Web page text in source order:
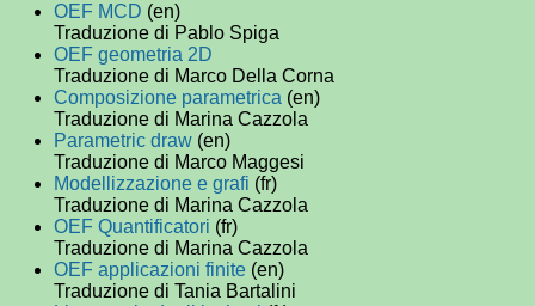
OEF MCD (en)
Traduzione di Pablo Spiga
OEF geometria 2D
Traduzione di Marco Della Corna
Composizione parametrica (en)
Traduzione di Marina Cazzola
Parametric draw (en)
Traduzione di Marco Maggesi
Modellizzazione e grafi (fr)
Traduzione di Marina Cazzola
OEF Quantificatori (fr)
Traduzione di Marina Cazzola
OEF applicazioni finite (en)
Traduzione di Tania Bartalini